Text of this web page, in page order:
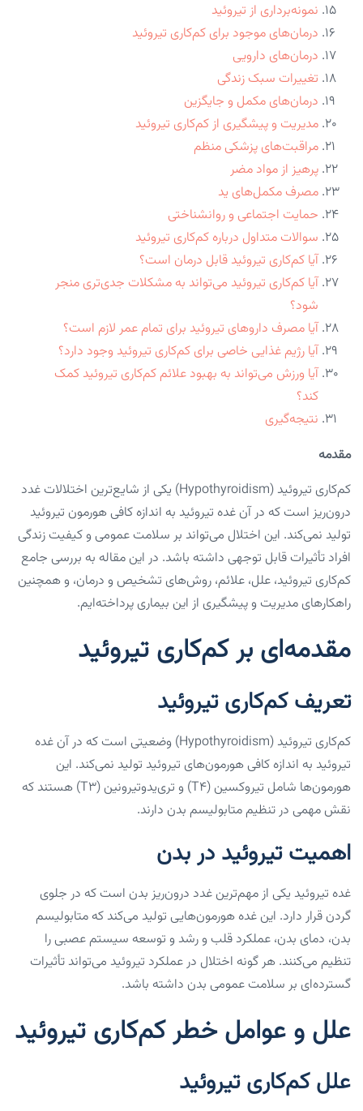
نمونه‌برداری از تیروئید
درمان‌های موجود برای کم‌کاری تیروئید
درمان‌های دارویی
تغییرات سبک زندگی
درمان‌های مکمل و جایگزین
مدیریت و پیشگیری از کم‌کاری تیروئید
مراقبت‌های پزشکی منظم
پرهیز از مواد مضر
مصرف مکمل‌های ید
حمایت اجتماعی و روانشناختی
سوالات متداول درباره کم‌کاری تیروئید
آیا کم‌کاری تیروئید قابل درمان است؟
آیا کم‌کاری تیروئید می‌تواند به مشکلات جدی‌تری منجر
شود؟
آیا مصرف داروهای تیروئید برای تمام عمر لازم است؟
آیا رژیم غذایی خاصی برای کم‌کاری تیروئید وجود دارد؟
آیا ورزش می‌تواند به بهبود علائم کم‌کاری تیروئید کمک
کند؟
نتیجه‌گیری
مقدمه
کم‌کاری تیروئید (Hypothyroidism) یکی از شایع‌ترین اختلالات غدد
درون‌ریز است که در آن غده تیروئید به اندازه کافی هورمون تیروئید
تولید نمی‌کند. این اختلال می‌تواند بر سلامت عمومی و کیفیت زندگی
افراد تأثیرات قابل توجهی داشته باشد. در این مقاله به بررسی جامع
کم‌کاری تیروئید، علل، علائم، روش‌های تشخیص و درمان، و همچنین
راهکارهای مدیریت و پیشگیری از این بیماری پرداخته‌ایم.
مقدمه‌ای بر کم‌کاری تیروئید
تعریف کم‌کاری تیروئید
کم‌کاری تیروئید (Hypothyroidism) وضعیتی است که در آن غده
تیروئید به اندازه کافی هورمون‌های تیروئید تولید نمی‌کند. این
هورمون‌ها شامل تیروکسین (T4) و تری‌یدوتیرونین (T3) هستند که
نقش مهمی در تنظیم متابولیسم بدن دارند.
اهمیت تیروئید در بدن
غده تیروئید یکی از مهم‌ترین غدد درون‌ریز بدن است که در جلوی
گردن قرار دارد. این غده هورمون‌هایی تولید می‌کند که متابولیسم
بدن، دمای بدن، عملکرد قلب و رشد و توسعه سیستم عصبی را
تنظیم می‌کنند. هر گونه اختلال در عملکرد تیروئید می‌تواند تأثیرات
گسترده‌ای بر سلامت عمومی بدن داشته باشد.
علل و عوامل خطر کم‌کاری تیروئید
علل کم‌کاری تیروئید